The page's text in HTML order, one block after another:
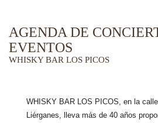
AGENDA DE
EVENTOS
WHISKY BAR LOS PICOS
WHISKY BAR LOS PICOS, en la
Liérganes, lleva más de 40 años